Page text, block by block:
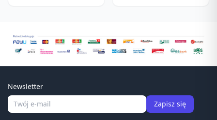
Newsletter
Zapisz się